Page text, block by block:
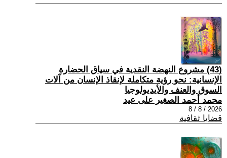
(43) مشروع النهضة النقدية في سياق الحضارة
الإنسانية: نحو رؤية متكاملة لإنقاذ الإنسان من آلات
السوق والعنف والأيديولوجيا
محمد أحمد الصغير على عيد
2026 / 8 / 8
قضايا ثقافية